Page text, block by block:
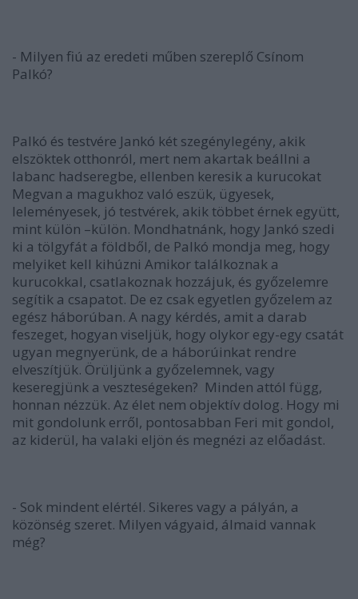
- Milyen fiú az eredeti műben szereplő Csínom
Palkó?
Palkó és testvére Jankó két szegénylegény, akik
elszöktek otthonról, mert nem akartak beállni a
labanc hadseregbe, ellenben keresik a kurucokat
Megvan a magukhoz való eszük, ügyesek,
leleményesek, jó testvérek, akik többet érnek együtt,
mint külön –külön. Mondhatnánk, hogy Jankó szedi
ki a tölgyfát a földből, de Palkó mondja meg, hogy
melyiket kell kihúzni Amikor találkoznak a
kurucokkal, csatlakoznak hozzájuk, és győzelemre
segítik a csapatot. De ez csak egyetlen győzelem az
egész háborúban. A nagy kérdés, amit a darab
feszeget, hogyan viseljük, hogy olykor egy-egy csatát
ugyan megnyerünk, de a háborúinkat rendre
elveszítjük. Örüljünk a győzelemnek, vagy
keseregjünk a veszteségeken? Minden attól függ,
honnan nézzük. Az élet nem objektív dolog. Hogy mi
mit gondolunk erről, pontosabban Feri mit gondol,
az kiderül, ha valaki eljön és megnézi az előadást.
- Sok mindent elértél. Sikeres vagy a pályán, a
közönség szeret. Milyen vágyaid, álmaid vannak
még?